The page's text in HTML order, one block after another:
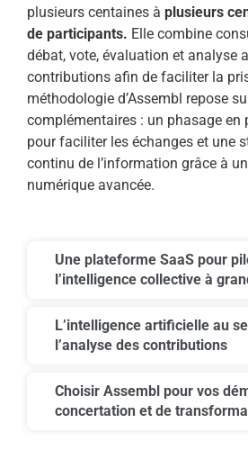
plusieurs centaines à plusieurs
de participants. Elle combine
débat, vote, évaluation et analyse
contributions afin de faciliter la
méthodologie d’Assembl repose
complémentaires : un phasage en
pour faciliter les échanges et une
continu de l’information grâce à
numérique avancée.
Une plateforme SaaS pour
l’intelligence collective à
L’intelligence artificielle au
l’analyse des contributions
Choisir Assembl pour vos
concertation et de